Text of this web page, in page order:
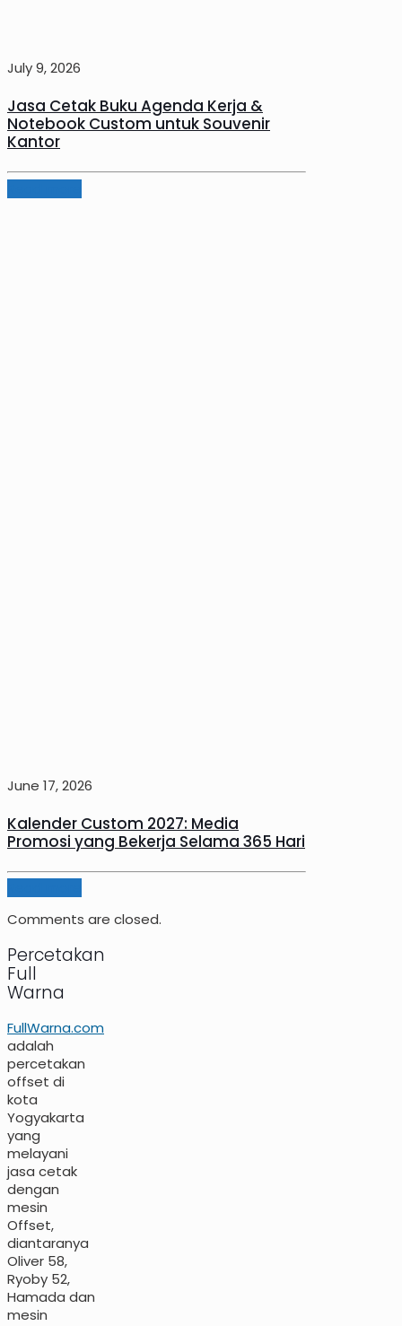
July 9, 2026
Jasa Cetak Buku Agenda Kerja &
Notebook Custom untuk Souvenir
Kantor
June 17, 2026
Kalender Custom 2027: Media
Promosi yang Bekerja Selama 365 Hari
Comments are closed.
Percetakan
Full
Warna
FullWarna.com
adalah
percetakan
offset di
kota
Yogyakarta
yang
melayani
jasa cetak
dengan
mesin
Offset,
diantaranya
Oliver 58,
Ryoby 52,
Hamada dan
mesin